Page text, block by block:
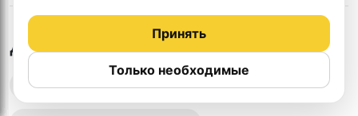
Другие студии в Кирове
Выездная запись подкастов
Только необходимые
Принять